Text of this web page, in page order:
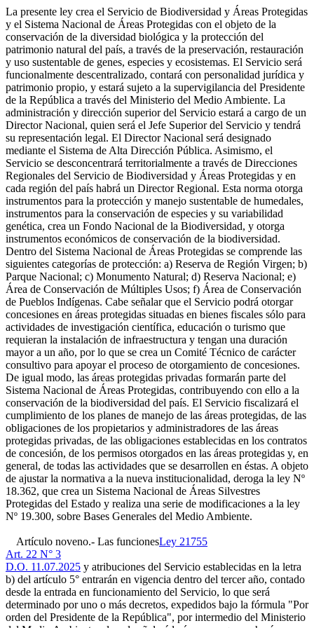
La presente ley crea el Servicio de Biodiversidad y Áreas Protegidas
y el Sistema Nacional de Áreas Protegidas con el objeto de la
conservación de la diversidad biológica y la protección del
patrimonio natural del país, a través de la preservación, restauración
y uso sustentable de genes, especies y ecosistemas. El Servicio será
funcionalmente descentralizado, contará con personalidad jurídica y
patrimonio propio, y estará sujeto a la supervigilancia del Presidente
de la República a través del Ministerio del Medio Ambiente. La
administración y dirección superior del Servicio estará a cargo de un
Director Nacional, quien será el Jefe Superior del Servicio y tendrá
su representación legal. El Director Nacional será designado
mediante el Sistema de Alta Dirección Pública. Asimismo, el
Servicio se desconcentrará territorialmente a través de Direcciones
Regionales del Servicio de Biodiversidad y Áreas Protegidas y en
cada región del país habrá un Director Regional. Esta norma otorga
instrumentos para la protección y manejo sustentable de humedales,
instrumentos para la conservación de especies y su variabilidad
genética, crea un Fondo Nacional de la Biodiversidad, y otorga
instrumentos económicos de conservación de la biodiversidad.
Dentro del Sistema Nacional de Áreas Protegidas se comprende las
siguientes categorías de protección: a) Reserva de Región Virgen; b)
Parque Nacional; c) Monumento Natural; d) Reserva Nacional; e)
Área de Conservación de Múltiples Usos; f) Área de Conservación
de Pueblos Indígenas. Cabe señalar que el Servicio podrá otorgar
concesiones en áreas protegidas situadas en bienes fiscales sólo para
actividades de investigación científica, educación o turismo que
requieran la instalación de infraestructura y tengan una duración
mayor a un año, por lo que se crea un Comité Técnico de carácter
consultivo para apoyar el proceso de otorgamiento de concesiones.
De igual modo, las áreas protegidas privadas formarán parte del
Sistema Nacional de Áreas Protegidas, contribuyendo con ello a la
conservación de la biodiversidad del país. El Servicio fiscalizará el
cumplimiento de los planes de manejo de las áreas protegidas, de las
obligaciones de los propietarios y administradores de las áreas
protegidas privadas, de las obligaciones establecidas en los contratos
de concesión, de los permisos otorgados en las áreas protegidas y, en
general, de todas las actividades que se desarrollen en éstas. A objeto
de ajustar la normativa a la nueva institucionalidad, deroga la ley Nº
18.362, que crea un Sistema Nacional de Áreas Silvestres
Protegidas del Estado y realiza una serie de modificaciones a la ley
Nº 19.300, sobre Bases Generales del Medio Ambiente.
Artículo noveno.- Las funcionesLey 21755
Art. 22 N° 3
D.O. 11.07.2025 y atribuciones del Servicio establecidas en la letra
b) del artículo 5° entrarán en vigencia dentro del tercer año, contado
desde la entrada en funcionamiento del Servicio, lo que será
determinado por uno o más decretos, expedidos bajo la fórmula "Por
orden del Presidente de la República", por intermedio del Ministerio